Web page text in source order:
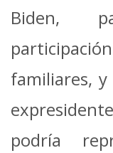
Biden,
familiares,
podría